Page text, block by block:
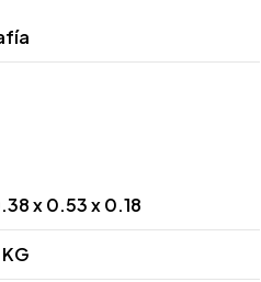
x 0.53 x 0.18